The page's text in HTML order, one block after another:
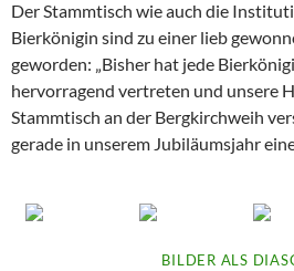
Der Stammtisch wie auch die
Bierkönigin sind zu einer lieb
geworden: „Bisher hat jede
hervorragend vertreten und unsere
Stammtisch an der Bergkirchweih
gerade in unserem Jubiläumsjahr
BILDER ALS